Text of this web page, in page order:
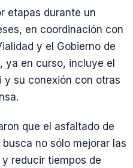
etapas durante un
en coordinación con
y el Gobierno de
ya en curso, incluye el
y su conexión con otras
que el asfaltado de
no sólo mejorar las
reducir tiempos de